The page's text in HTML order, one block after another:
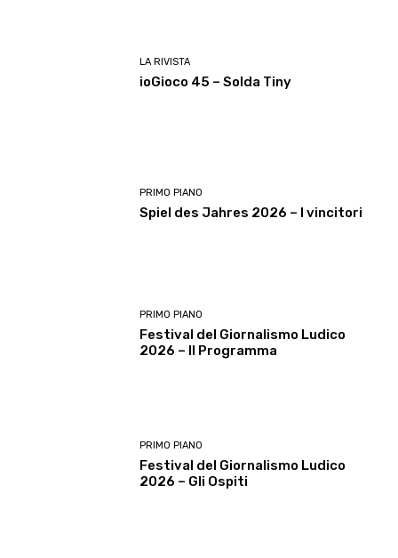
LA RIVISTA
ioGioco 45 – Solda Tiny
PRIMO PIANO
Spiel des Jahres 2026 – I vincitori
PRIMO PIANO
Festival del Giornalismo Ludico
2026 – Il Programma
PRIMO PIANO
Festival del Giornalismo Ludico
2026 – Gli Ospiti